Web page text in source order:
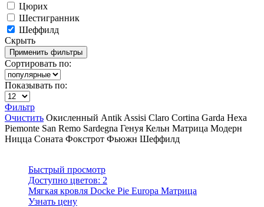
Цюрих
Шестигранник
Шеффилд
Скрыть
Сортировать по:
Показывать по:
Фильтр
Очистить Окисленный Antik Assisi Claro Cortina Garda Hexa
Piemonte San Remo Sardegna Генуя Кельн Матрица Модерн
Ницца Соната Фокстрот Фьюжн Шеффилд
Быстрый просмотр
Доступно цветов: 2
Мягкая кровля Docke Pie Europa Матрица
Узнать цену